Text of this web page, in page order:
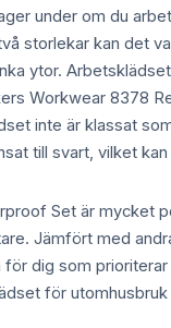
under om du
storlekar kan det
ytor.
Workwear 8378
inte är klassat
till svart, vilket
Set är
Jämfört med
dig som
för